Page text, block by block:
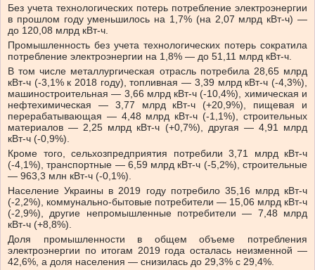
Без учета технологических потерь потребление электроэнергии
в прошлом году уменьшилось на 1,7% (на 2,07 млрд кВт-ч) —
до 120,08 млрд кВт-ч.
Промышленность без учета технологических потерь сократила
потребление электроэнергии на 1,8% — до 51,11 млрд кВт-ч.
В том числе металлургическая отрасль потребила 28,65 млрд
кВт-ч (-3,1% к 2018 году), топливная — 3,39 млрд кВт-ч (-4,3%),
машиностроительная — 3,66 млрд кВт-ч (-10,4%), химическая и
нефтехимическая — 3,77 млрд кВт-ч (+20,9%), пищевая и
перерабатывающая — 4,48 млрд кВт-ч (-1,1%), строительных
материалов — 2,25 млрд кВт-ч (+0,7%), другая — 4,91 млрд
кВт-ч (-0,9%).
Кроме того, сельхозпредприятия потребили 3,71 млрд кВт-ч
(-4,1%), транспортные — 6,59 млрд кВт-ч (-5,2%), строительные
— 963,3 млн кВт-ч (-0,1%).
Население Украины в 2019 году потребило 35,16 млрд кВт-ч
(-2,2%), коммунально-бытовые потребители — 15,06 млрд кВт-ч
(-2,9%), другие непромышленные потребители — 7,48 млрд
кВт-ч (+8,8%).
Доля промышленности в общем объеме потребления
электроэнергии по итогам 2019 года осталась неизменной —
42,6%, а доля населения — снизилась до 29,3% с 29,4%.